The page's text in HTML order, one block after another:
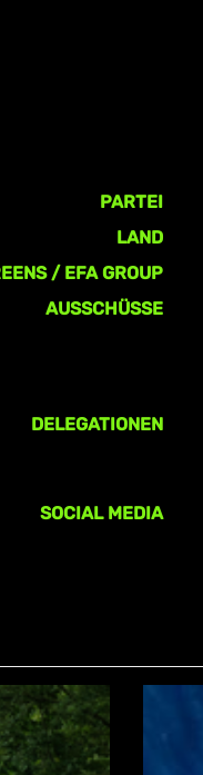
PARTEI
LAND
/ EFA GROUP
AUSSCHÜSSE
DELEGATIONEN
SOCIAL MEDIA